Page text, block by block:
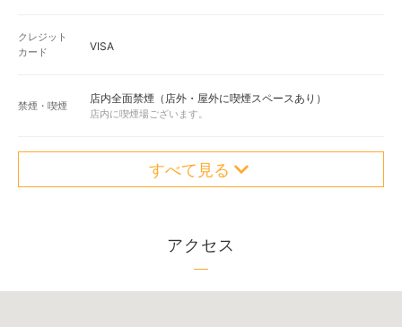
クレジット
カード
VISA
禁煙・喫煙
店内全面禁煙（店外・屋外に喫煙スペースあり）
店内に喫煙場ございます。
すべて見る
アクセス